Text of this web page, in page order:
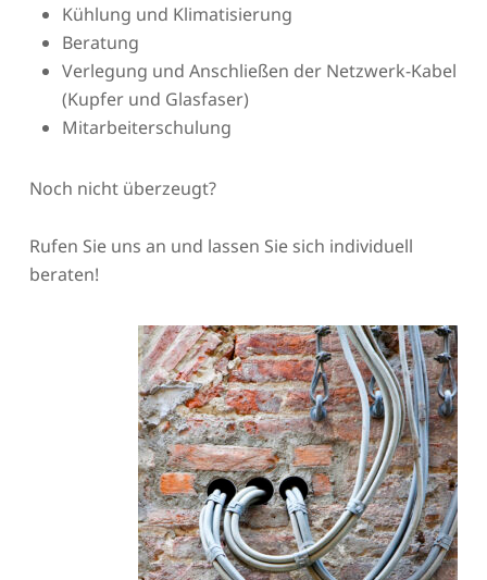
Kühlung und Klimatisierung
Beratung
Verlegung und Anschließen der Netzwerk-Kabel
(Kupfer und Glasfaser)
Mitarbeiterschulung
Noch nicht überzeugt?
Rufen Sie uns an und lassen Sie sich individuell
beraten!